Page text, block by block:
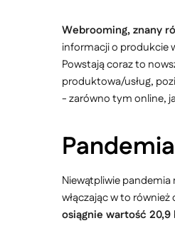
Webrooming, znany
informacji o produkcie
Powstają coraz to
produktowa/usług,
- zarówno tym online,
Niewątpliwie
włączając w to również
osiągnie wartość